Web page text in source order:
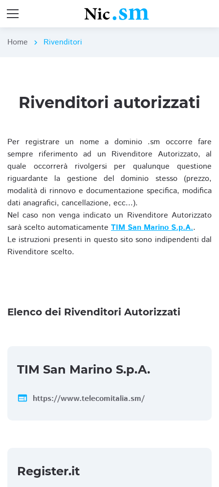
Home chevron_right Rivenditori
Rivenditori autorizzati
Per registrare un nome a dominio .sm occorre fare
sempre riferimento ad un Rivenditore Autorizzato, al
quale occorrerà rivolgersi per qualunque questione
riguardante la gestione del dominio stesso (prezzo,
modalità di rinnovo e documentazione specifica, modifica
dati anagrafici, cancellazione, ecc...).
Nel caso non venga indicato un Rivenditore Autorizzato
sarà scelto automaticamente TIM San Marino S.p.A..
Le istruzioni presenti in questo sito sono indipendenti dal
Rivenditore scelto.
Elenco dei Rivenditori Autorizzati
TIM San Marino S.p.A.
web https://www.telecomitalia.sm/
Register.it